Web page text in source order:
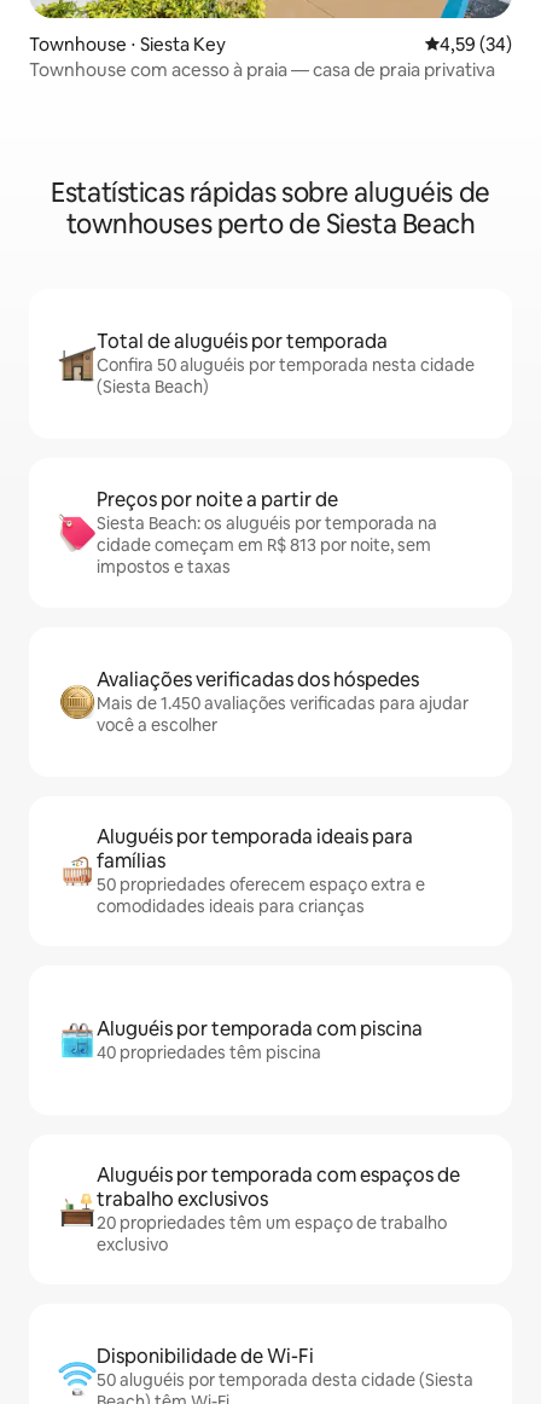
Townhouse ⋅ Siesta Key 4,59 de uma
4,59 (34)
Townhouse com acesso à praia — casa de praia privativa
Estatísticas rápidas sobre aluguéis de
townhouses perto de Siesta Beach
Total de aluguéis por temporada
Confira 50 aluguéis por temporada nesta cidade
(Siesta Beach)
Preços por noite a partir de
Siesta Beach: os aluguéis por temporada na
cidade começam em R$ 813 por noite, sem
impostos e taxas
Avaliações verificadas dos hóspedes
Mais de 1.450 avaliações verificadas para ajudar
você a escolher
Aluguéis por temporada ideais para
famílias
50 propriedades oferecem espaço extra e
comodidades ideais para crianças
Aluguéis por temporada com piscina
40 propriedades têm piscina
Aluguéis por temporada com espaços de
trabalho exclusivos
20 propriedades têm um espaço de trabalho
exclusivo
Disponibilidade de Wi-Fi
50 aluguéis por temporada desta cidade (Siesta